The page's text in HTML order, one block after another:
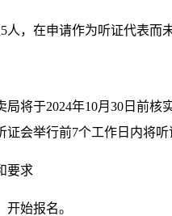
人，在申请作为听证代表而
局将于2024年10月30日前
会举行前7个工作日内将
要求
始报名。